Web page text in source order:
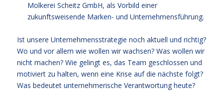
Molkerei Scheitz GmbH, als Vorbild einer
zukunftsweisende Marken- und Unternehmensführung.
Ist unsere Unternehmensstrategie noch aktuell und richtig?
Wo und vor allem wie wollen wir wachsen? Was wollen wir
nicht machen? Wie gelingt es, das Team geschlossen und
motiviert zu halten, wenn eine Krise auf die nächste folgt?
Was bedeutet unternehmerische Verantwortung heute?